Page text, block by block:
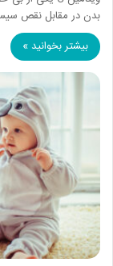
بدن در مقابل نقص
بیشتر بخوانید »